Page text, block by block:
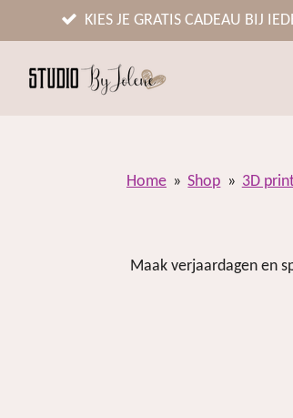
direct
naar
KIES JE GRATIS CADEAU BIJ
Home » Shop » 3D
Maak verjaardagen en